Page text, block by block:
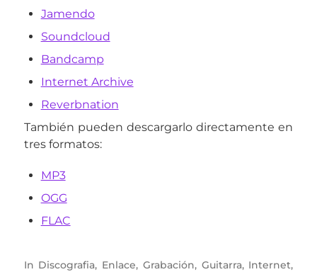
Jamendo
Soundcloud
Bandcamp
Internet Archive
Reverbnation
También pueden descargarlo directamente en
tres formatos:
MP3
OGG
FLAC
In Discografia, Enlace, Grabación, Guitarra, Internet,